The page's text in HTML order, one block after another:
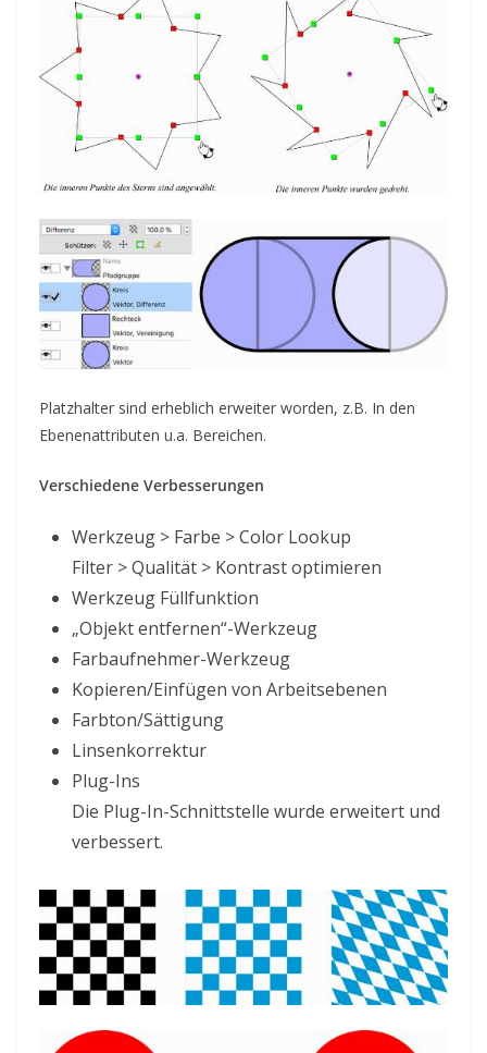
Platzhalter sind erheblich erweiter worden, z.B. In den
Ebenenattributen u.a. Bereichen.
Verschiedene Verbesserungen
Werkzeug > Farbe > Color Lookup
Filter > Qualität > Kontrast optimieren
Werkzeug Füllfunktion
„Objekt entfernen“-Werkzeug
Farbaufnehmer-Werkzeug
Kopieren/Einfügen von Arbeitsebenen
Farbton/Sättigung
Linsenkorrektur
Plug-Ins
Die Plug-In-Schnittstelle wurde erweitert und
verbessert.